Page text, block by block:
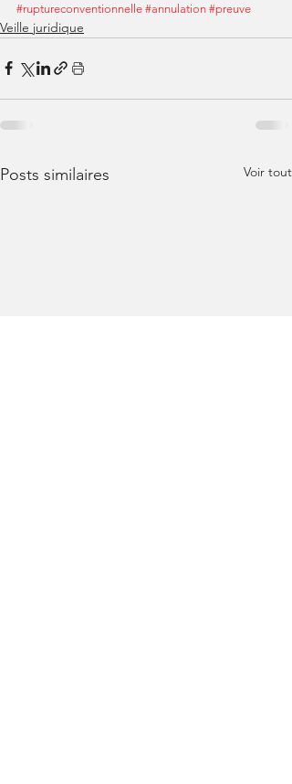
#ruptureconventionnelle #annulation #preuve
Veille juridique
Posts similaires Voir tout